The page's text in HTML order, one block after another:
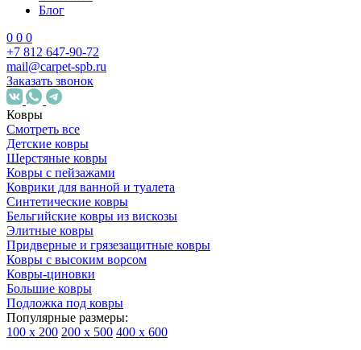
Блог
0 0 0
+7 812 647-90-72
mail@carpet-spb.ru
Заказать звонок
Ковры
Смотреть все
Детские ковры
Шерстяные ковры
Ковры с пейзажами
Коврики для ванной и туалета
Синтетические ковры
Бельгийские ковры из вискозы
Элитные ковры
Придверные и грязезащитные ковры
Ковры с высоким ворсом
Ковры-циновки
Большие ковры
Подложка под ковры
Популярные размеры:
100 х 200 200 х 500 400 х 600